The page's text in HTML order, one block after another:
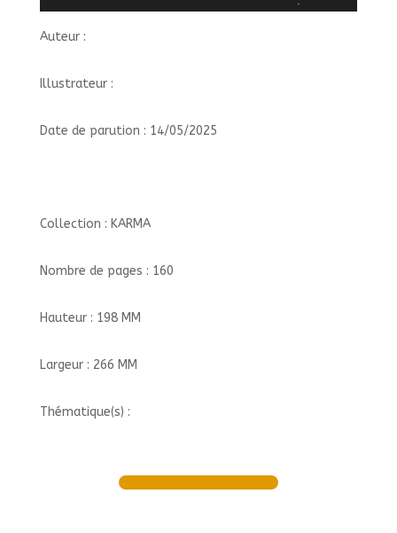
Auteur :
Illustrateur :
Date de parution : 14/05/2025
Collection : KARMA
Nombre de pages : 160
Hauteur : 198 MM
Largeur : 266 MM
Thématique(s) :